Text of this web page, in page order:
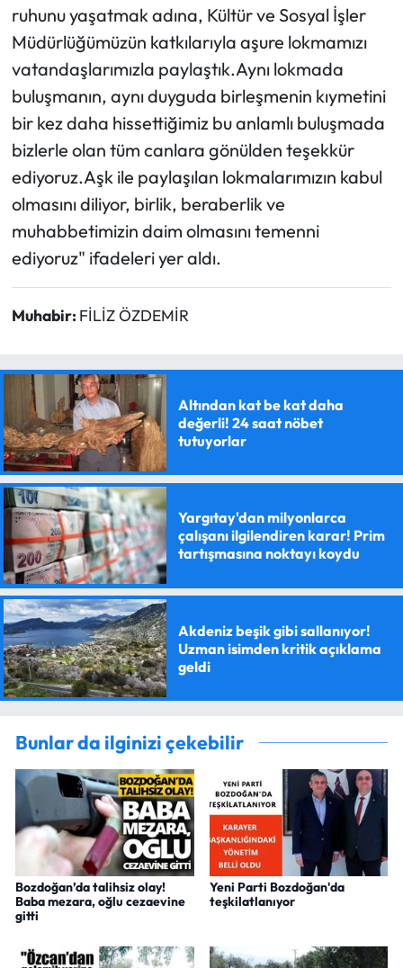
ruhunu yaşatmak adına, Kültür ve Sosyal İşler
Müdürlüğümüzün katkılarıyla aşure lokmamızı
vatandaşlarımızla paylaştık.Aynı lokmada
buluşmanın, aynı duyguda birleşmenin kıymetini
bir kez daha hissettiğimiz bu anlamlı buluşmada
bizlerle olan tüm canlara gönülden teşekkür
ediyoruz.Aşk ile paylaşılan lokmalarımızın kabul
olmasını diliyor, birlik, beraberlik ve
muhabbetimizin daim olmasını temenni
ediyoruz" ifadeleri yer aldı.
Muhabir: FİLİZ ÖZDEMİR
Altından kat be kat daha
değerli! 24 saat nöbet
tutuyorlar
Yargıtay'dan milyonlarca
çalışanı ilgilendiren karar! Prim
tartışmasına noktayı koydu
Akdeniz beşik gibi sallanıyor!
Uzman isimden kritik açıklama
geldi
Bunlar da ilginizi çekebilir
Bozdoğan’da talihsiz olay!
Baba mezara, oğlu cezaevine
gitti
Yeni Parti Bozdoğan'da
teşkilatlanıyor